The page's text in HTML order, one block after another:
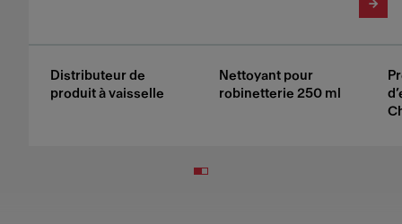
Distributeur de
produit à vaisselle
Nettoyant pour
robinetterie 250 ml